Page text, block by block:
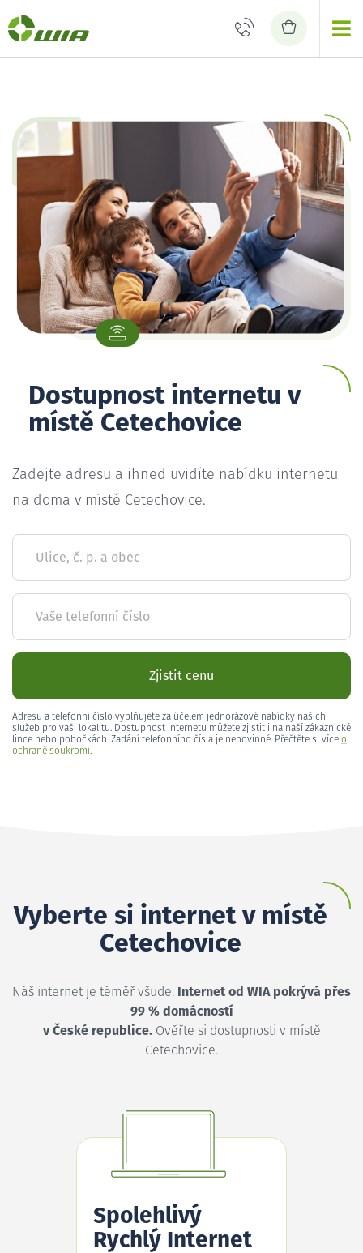
Dostupnost internetu v
místě Cetechovice
Zadejte adresu a ihned uvidíte nabídku internetu
na doma v místě Cetechovice.
Ulice, č. p. a obec
Vaše telefonní číslo
Zjistit cenu
Adresu a telefonní číslo vyplňujete za účelem jednorázové nabídky našich
služeb pro vaši lokalitu. Dostupnost internetu můžete zjistit i na naší zákaznické
lince nebo pobočkách. Zadání telefonního čísla je nepovinné. Přečtěte si více o
ochraně soukromí.
Vyberte si internet v místě
Cetechovice
Náš internet je téměř všude. Internet od WIA pokrývá přes
99 % domácností
v České republice.Ověřte si dostupnosti v místě
Cetechovice.
Spolehlivý
Rychlý Internet